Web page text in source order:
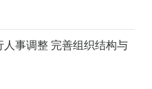
事调整 完善组织结构与